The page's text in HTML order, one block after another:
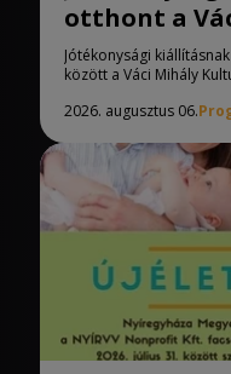
otthont a
Központ
Jótékonysági
között a Váci Mihály
2026. augusztus 06.